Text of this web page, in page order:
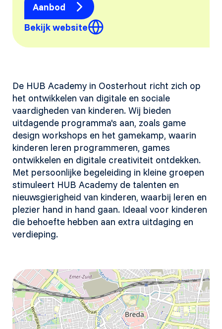
Aanbod
Bekijk website
De HUB Academy in Oosterhout richt zich op
het ontwikkelen van digitale en sociale
vaardigheden van kinderen. Wij bieden
uitdagende programma's aan, zoals game
design workshops en het gamekamp, waarin
kinderen leren programmeren, games
ontwikkelen en digitale creativiteit ontdekken.
Met persoonlijke begeleiding in kleine groepen
stimuleert HUB Academy de talenten en
nieuwsgierigheid van kinderen, waarbij leren en
plezier hand in hand gaan. Ideaal voor kinderen
die behoefte hebben aan extra uitdaging en
verdieping.